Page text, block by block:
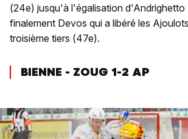
(24e) jusqu'à l'égalisation
finalement Devos qui a libéré les
troisième tiers (47e).
BIENNE - ZOUG 1-2 AP